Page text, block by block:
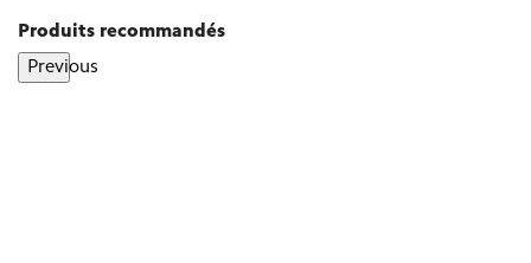
Produits recommandés
Previous